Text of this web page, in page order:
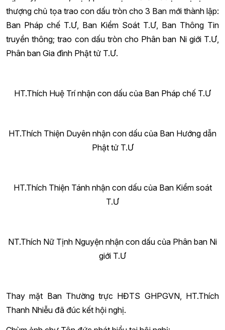
thượng chủ tọa trao con dấu tròn cho 3 Ban mới thành lập:
Ban Pháp chế T.Ư, Ban Kiểm Soát T.Ư, Ban Thông Tin
truyền thông; trao con dấu tròn cho Phân ban Ni giới T.Ư,
Phân ban Gia đình Phật tử T.Ư.
HT.Thích Huệ Trí nhận con dấu của Ban Pháp chế T.Ư
HT.Thích Thiện Duyên nhận con dấu của Ban Hướng dẫn
Phật tử T.Ư
HT.Thích Thiện Tánh nhận con dấu của Ban Kiểm soát
T.Ư
NT.Thích Nữ Tịnh Nguyện nhận con dấu của Phân ban Ni
giới T.Ư
Thay mặt Ban Thường trực HĐTS GHPGVN, HT.Thích
Thanh Nhiễu đã đúc kết hội nghị.